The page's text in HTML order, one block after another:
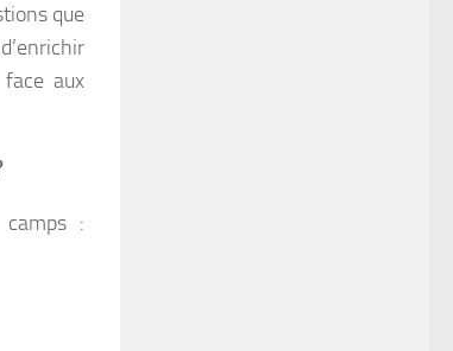
que
aux
: